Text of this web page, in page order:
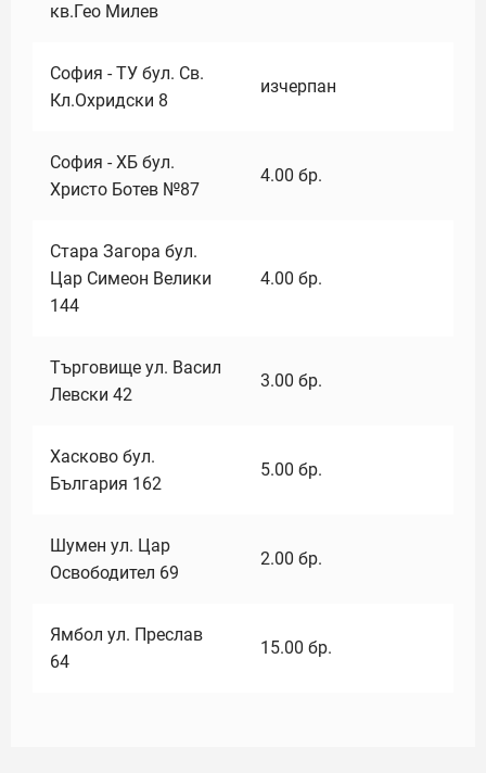
кв.Гео Милев
София - ТУ бул. Св.
Кл.Охридски 8
изчерпан
София - ХБ бул.
Христо Ботев №87
4.00 бр.
Стара Загора бул.
Цар Симеон Велики
144
4.00 бр.
Търговище ул. Васил
Левски 42
3.00 бр.
Хасково бул.
България 162
5.00 бр.
Шумен ул. Цар
Освободител 69
2.00 бр.
Ямбол ул. Преслав
64
15.00 бр.